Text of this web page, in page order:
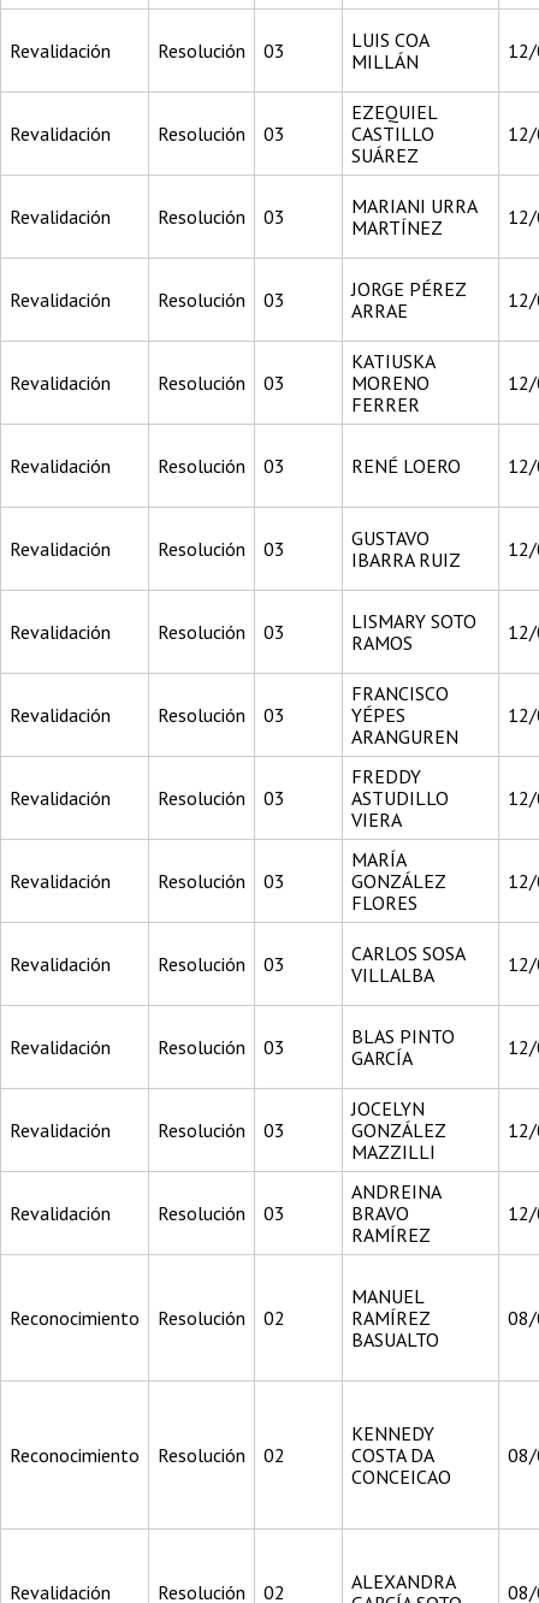
Revalidación Resolución 03
LUIS COA
MILLÁN
Revalidación Resolución 03
EZEQUIEL
CASTILLO
SUÁREZ
Revalidación Resolución 03
MARIANI URRA
MARTÍNEZ
Revalidación Resolución 03
JORGE PÉREZ
ARRAE
Revalidación Resolución 03
KATIUSKA
MORENO
FERRER
Revalidación Resolución 03 RENÉ LOERO
Revalidación Resolución 03
GUSTAVO
IBARRA RUIZ
Revalidación Resolución 03
LISMARY SOTO
RAMOS
Revalidación Resolución 03
FRANCISCO
YÉPES
ARANGUREN
Revalidación Resolución 03
FREDDY
ASTUDILLO
VIERA
Revalidación Resolución 03
MARÍA
GONZÁLEZ
FLORES
Revalidación Resolución 03
CARLOS SOSA
VILLALBA
Revalidación Resolución 03
BLAS PINTO
GARCÍA
Revalidación Resolución 03
JOCELYN
GONZÁLEZ
MAZZILLI
Revalidación Resolución 03
ANDREINA
BRAVO
RAMÍREZ
Reconocimiento Resolución 02
MANUEL
RAMÍREZ
BASUALTO
Reconocimiento Resolución 02
KENNEDY
COSTA DA
CONCEICAO
Revalidación Resolución 02
ALEXANDRA